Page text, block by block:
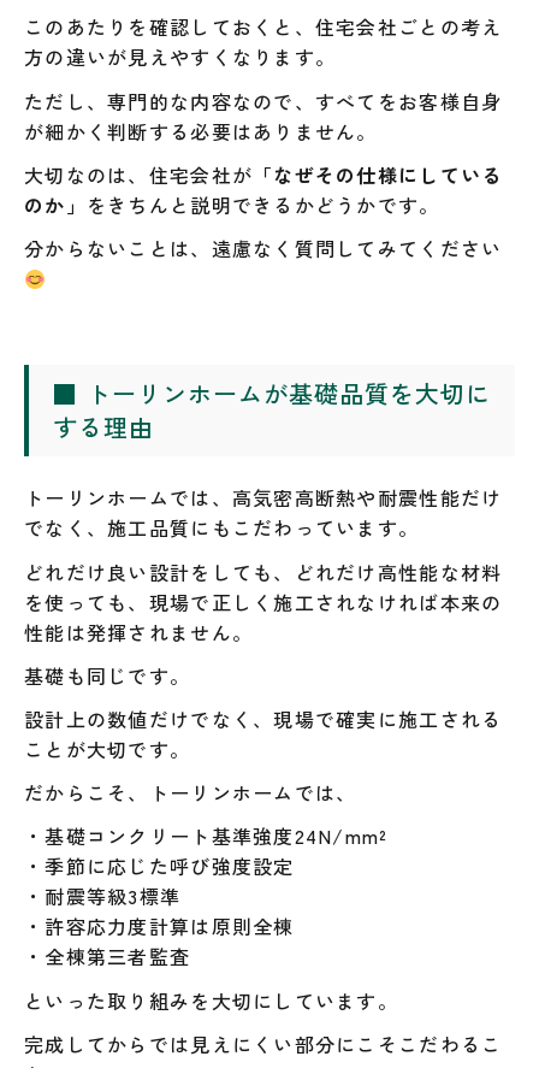
このあたりを確認しておくと、住宅会社ごとの考え
方の違いが見えやすくなります。
ただし、専門的な内容なので、すべてをお客様自身
が細かく判断する必要はありません。
大切なのは、住宅会社が 「なぜその仕様にしている
のか」 をきちんと説明できるかどうかです。
分からないことは、遠慮なく質問してみてください
■ トーリンホームが基礎品質を大切に
する理由
トーリンホームでは、高気密高断熱や耐震性能だけ
でなく、施工品質にもこだわっています。
どれだけ良い設計をしても、どれだけ高性能な材料
を使っても、現場で正しく施工されなければ本来の
性能は発揮されません。
基礎も同じです。
設計上の数値だけでなく、現場で確実に施工される
ことが大切です。
だからこそ、トーリンホームでは、
・基礎コンクリート基準強度24N/mm²
・季節に応じた呼び強度設定
・耐震等級3標準
・許容応力度計算は原則全棟
・全棟第三者監査
といった取り組みを大切にしています。
完成してからでは見えにくい部分にこそこだわるこ